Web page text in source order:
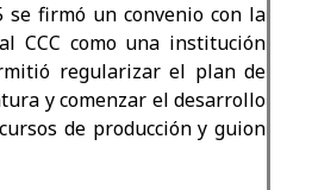
se firmó un convenio con la
CCC como una institución
regularizar el plan de
y comenzar el desarrollo
de producción y guion